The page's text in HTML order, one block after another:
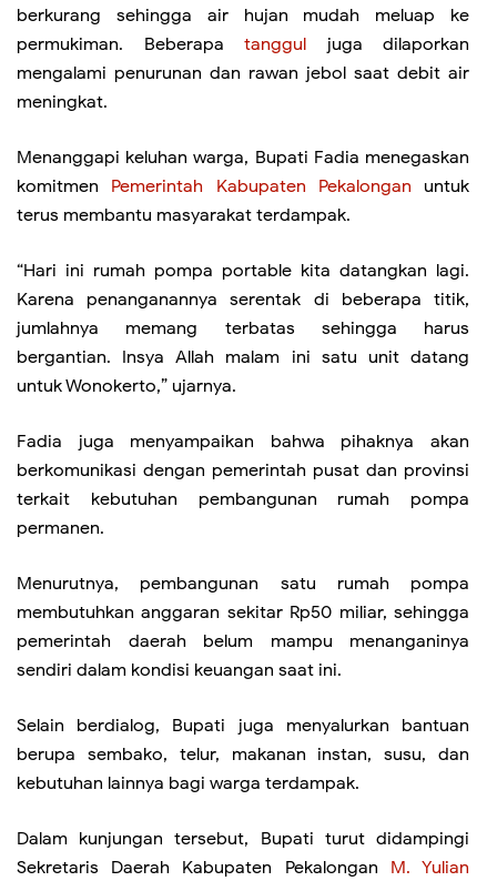
berkurang sehingga air hujan mudah meluap ke
permukiman. Beberapa tanggul juga dilaporkan
mengalami penurunan dan rawan jebol saat debit air
meningkat.
Menanggapi keluhan warga, Bupati Fadia menegaskan
komitmen Pemerintah Kabupaten Pekalongan untuk
terus membantu masyarakat terdampak.
“Hari ini rumah pompa portable kita datangkan lagi.
Karena penanganannya serentak di beberapa titik,
jumlahnya memang terbatas sehingga harus
bergantian. Insya Allah malam ini satu unit datang
untuk Wonokerto,” ujarnya.
Fadia juga menyampaikan bahwa pihaknya akan
berkomunikasi dengan pemerintah pusat dan provinsi
terkait kebutuhan pembangunan rumah pompa
permanen.
Menurutnya, pembangunan satu rumah pompa
membutuhkan anggaran sekitar Rp50 miliar, sehingga
pemerintah daerah belum mampu menanganinya
sendiri dalam kondisi keuangan saat ini.
Selain berdialog, Bupati juga menyalurkan bantuan
berupa sembako, telur, makanan instan, susu, dan
kebutuhan lainnya bagi warga terdampak.
Dalam kunjungan tersebut, Bupati turut didampingi
Sekretaris Daerah Kabupaten Pekalongan M. Yulian